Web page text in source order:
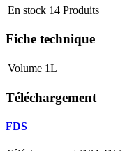
En stock 14 Produits
Fiche technique
Volume 1L
Téléchargement
FDS